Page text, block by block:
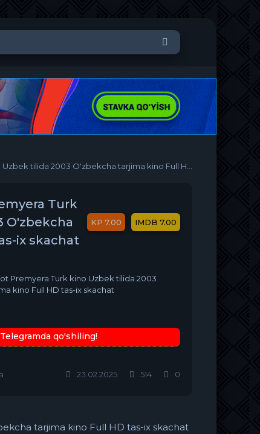
2003 O'zbekcha tarjima kino Full HD tas-ix skachat
Turk
O'zbekcha
ix skachat
7.00 7.00
Premyera Turk kino Uzbek tilida 2003
kino Full HD tas-ix skachat
qo'shiling!
23.02.2025 514 0
tarjima kino Full HD tas-ix skachat